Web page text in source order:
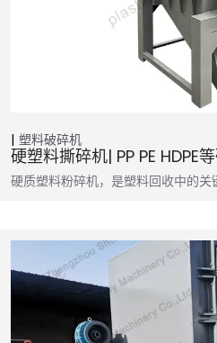
塑料破碎机
硬塑料撕碎机| PP PE HDPE
硬质塑料粉碎机，是塑料回收中的关